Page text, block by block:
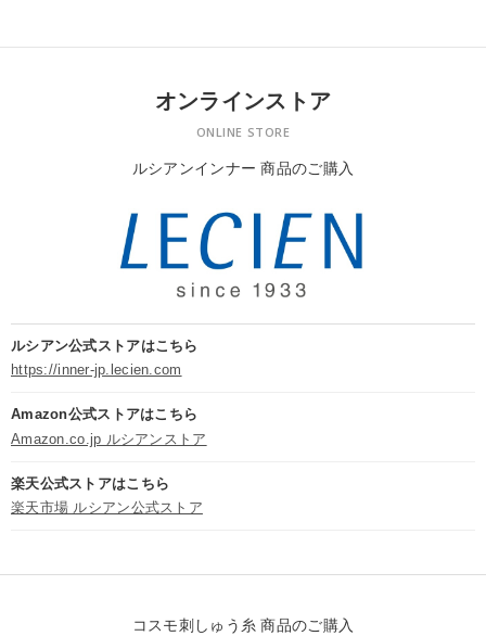
オンラインストア
ONLINE STORE
ルシアンインナー 商品のご購入
ルシアン公式ストアはこちら
https://inner-jp.lecien.com
Amazon公式ストアはこちら
Amazon.co.jp ルシアンストア
楽天公式ストアはこちら
楽天市場 ルシアン公式ストア
コスモ刺しゅう糸 商品のご購入